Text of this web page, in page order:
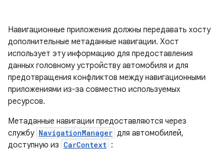
Навигационные приложения должны передавать хосту
дополнительные метаданные навигации. Хост
использует эту информацию для предоставления
данных головному устройству автомобиля и для
предотвращения конфликтов между навигационными
приложениями из-за совместно используемых
ресурсов.
Метаданные навигации предоставляются через
службу NavigationManager для автомобилей,
доступную из CarContext :